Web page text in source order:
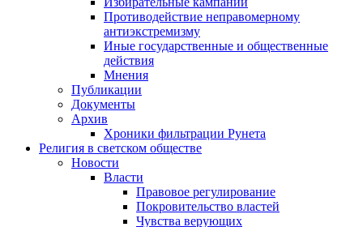
Противодействие неправомерному
антиэкстремизму
Иные государственные и общественные
действия
Мнения
Публикации
Документы
Архив
Хроники фильтрации Рунета
Религия в светском обществе
Новости
Власти
Правовое регулирование
Покровительство властей
Чувства верующих